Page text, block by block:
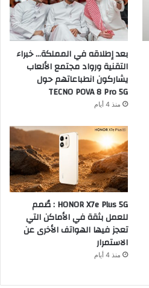
بعد إطلاقه في المملكة… خبراء
التقنية ورواد مجتمع الألعاب
يشاركون انطباعاتهم حول
TECNO POVA 8 Pro 5G
منذ 4 أيام
HONOR X7e Plus 5G : صُمم
للعمل بثقة في الأماكن التي
تعجز فيها الهواتف الأخرى عن
الاستمرار
منذ 4 أيام